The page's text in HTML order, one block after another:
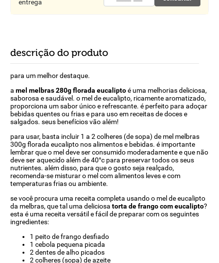
entrega
descrição do produto
para um melhor destaque.
a mel melbras 280g florada eucaliptoé uma melhorias deliciosa,
saborosa e saudável. o mel de eucalipto, ricamente aromatizado,
proporciona um sabor único e refrescante. é perfeito para adoçar
bebidas quentes ou frias e para uso em receitas de doces e
salgados. seus benefícios vão além!
para usar, basta incluir 1 a 2 colheres (de sopa) de mel melbras
300g florada eucalipto nos alimentos e bebidas. é importante
lembrar que o mel deve ser consumido moderadamente e que não
deve ser aquecido além de 40°c para preservar todos os seus
nutrientes. além disso, para que o gosto seja realçado,
recomenda-se misturar o mel com alimentos leves e com
temperaturas frias ou ambiente.
se você procura uma receita completa usando o mel de eucalipto
da melbras, que tal uma deliciosa torta de frango com eucalipto?
esta é uma receita versátil e fácil de preparar com os seguintes
ingredientes:
1 peito de frango desfiado
1 cebola pequena picada
2 dentes de alho picados
2 colheres (sopa) de azeite